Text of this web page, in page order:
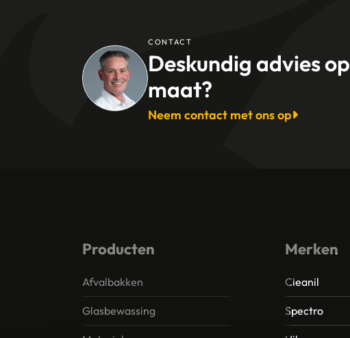
CONTACT
Deskundig advies op
maat?
Neem contact met ons op
Producten
Afvalbakken
Glasbewassing
Merken
Cleanil
Spectro